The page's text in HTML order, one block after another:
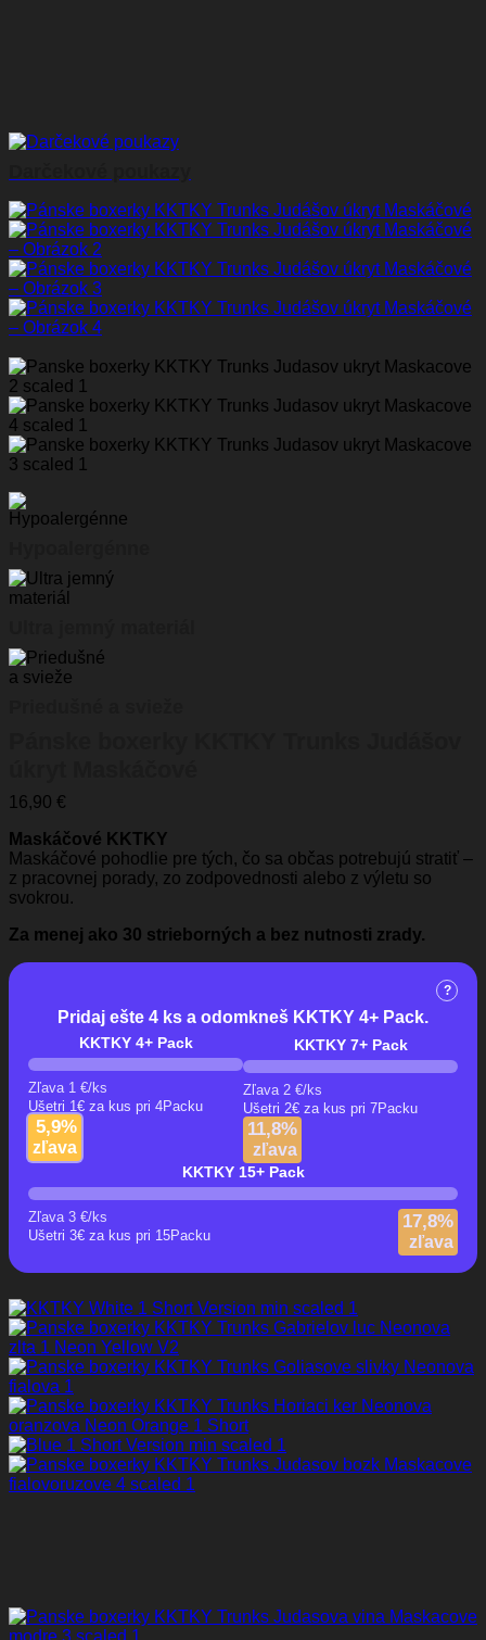
16,90 €
Maskáčové KKTKY
Maskáčové pohodlie pre tých, čo sa občas potrebujú stratiť –
z pracovnej porady, zo zodpovednosti alebo z výletu so
svokrou.
Za menej ako 30 strieborných a bez nutnosti zrady.
?
Pridaj ešte 4 ks a odomkneš KKTKY 4+ Pack.
KKTKY 4+ Pack
Zľava 1 €/ks
Ušetri 1€ za kus pri 4Packu
5,9%
zľava
KKTKY 7+ Pack
Zľava 2 €/ks
Ušetri 2€ za kus pri 7Packu
11,8%
zľava
KKTKY 15+ Pack
Zľava 3 €/ks
Ušetri 3€ za kus pri 15Packu
17,8%
zľava